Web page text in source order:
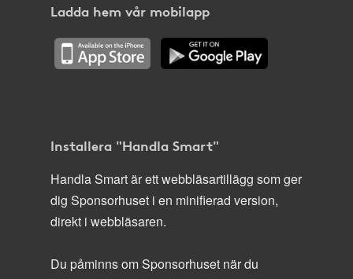
Ladda hem vår mobilapp
Installera "Handla Smart"
Handla Smart är ett webbläsartillägg som ger
dig Sponsorhuset i en minifierad version,
direkt i webbläsaren.
Du påminns om Sponsorhuset när du